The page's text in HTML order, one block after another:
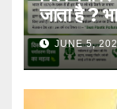
जाता है ?
JUNE 5,